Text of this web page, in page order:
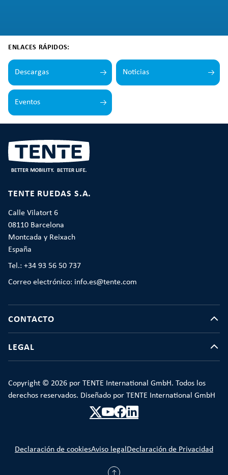
ENLACES RÁPIDOS:
Descargas Noticias
Eventos
TENTE RUEDAS S.A.
Calle Vilatort 6
08110 Barcelona
Montcada y Reixach
España
Tel.: +34 93 56 50 737
Correo electrónico: info.es@tente.com
CONTACTO
LEGAL
Copyright © 2026 por TENTE International GmbH. Todos los
derechos reservados. Diseñado por TENTE International GmbH
Declaración de cookiesAviso legal Declaración de Privacidad